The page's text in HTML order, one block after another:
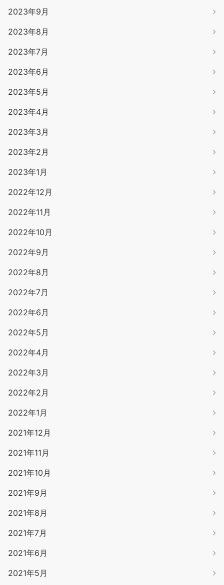
2023年9月
2023年8月
2023年7月
2023年6月
2023年5月
2023年4月
2023年3月
2023年2月
2023年1月
2022年12月
2022年11月
2022年10月
2022年9月
2022年8月
2022年7月
2022年6月
2022年5月
2022年4月
2022年3月
2022年2月
2022年1月
2021年12月
2021年11月
2021年10月
2021年9月
2021年8月
2021年7月
2021年6月
2021年5月